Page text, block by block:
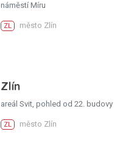
náměstí Míru
ZL město Zlín
Zlín
areál Svit, pohled od 22. budovy
ZL město Zlín